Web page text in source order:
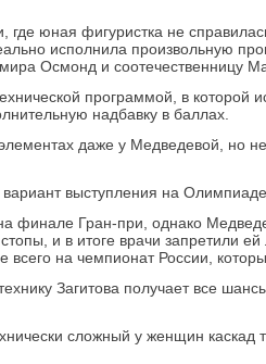
юная фигуристка не
исполнила произвольную
Осмонд и соотечественницу
программой, в которой
надбавку в баллах.
даже у Медведевой, но
выступления на
финале Гран-при, однако
и в итоге врачи запретили
всего на чемпионат России,
Загитова получает все
сложный у женщин каскад